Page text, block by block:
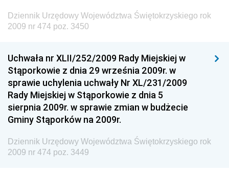
Dziennik Urzędowy Ministra Klimatu
Dziennik Urzędowy Ministra Funduszy i Polityki
Regionalnej
Dziennik Urzędowy Ministra Aktywów Państwowych
Dziennik Urzędowy Ministra Zdrowia
Dziennik Urzędowy Ministra Środowiska i Głównego
Dziennik Urzędowy Ministra Klimatu i Środowiska
Dziennik Urzędowy Województwa Świętokrzyskiego rok
2009 nr 474 poz. 3450
Uchwała nr XLII/252/2009 Rady Miejskiej w
Stąporkowie z dnia 29 września 2009r. w
sprawie uchylenia uchwały Nr XL/231/2009
Rady Miejskiej w Stąporkowie z dnia 5
sierpnia 2009r. w sprawie zmian w budżecie
Gminy Stąporków na 2009r.
Dziennik Urzędowy Województwa Świętokrzyskiego rok
2009 nr 474 poz. 3449